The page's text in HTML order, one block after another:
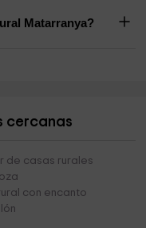
Matarranya?
cercanas
de casas rurales
con encanto